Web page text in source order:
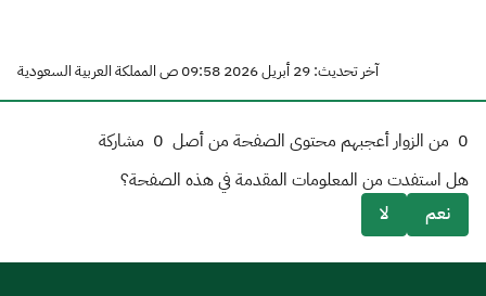
آخر تحديث: 29 أبريل 2026 09:58 ص المملكة العربية السعودية
0 من الزوار أعجبهم محتوى الصفحة من أصل 0 مشاركة
هل استفدت من المعلومات المقدمة في هذه الصفحة؟
نعم
لا